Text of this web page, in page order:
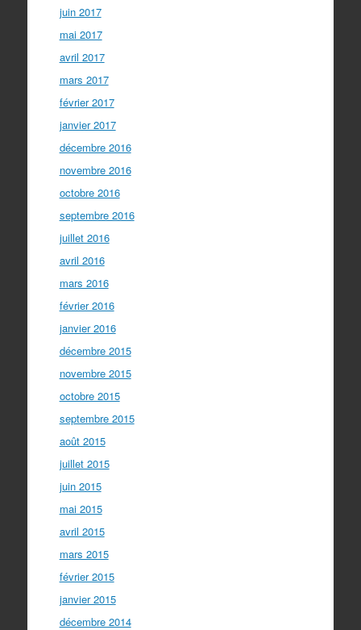
juin 2017
mai 2017
avril 2017
mars 2017
février 2017
janvier 2017
décembre 2016
novembre 2016
octobre 2016
septembre 2016
juillet 2016
avril 2016
mars 2016
février 2016
janvier 2016
décembre 2015
novembre 2015
octobre 2015
septembre 2015
août 2015
juillet 2015
juin 2015
mai 2015
avril 2015
mars 2015
février 2015
janvier 2015
décembre 2014